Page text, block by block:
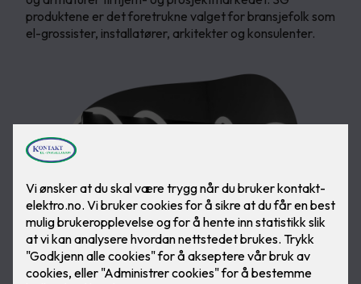
produktene er det foretrukne valget for bransjefolk som
el-grossister, installatører, arkitekter og konsulenter.